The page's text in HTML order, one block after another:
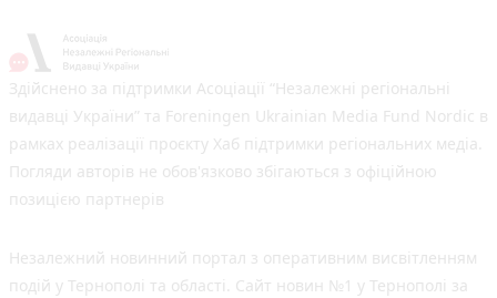
Здійснено за підтримки Асоціації “Незалежні регіональні
видавці України” та Foreningen Ukrainian Media Fund Nordic в
рамках реалізації проєкту Хаб підтримки регіональних медіа.
Погляди авторів не обов'язково збігаються з офіційною
позицією партнерів
Незалежний новинний портал з оперативним висвітленням
подій у Тернополі та області. Сайт новин №1 у Тернополі за